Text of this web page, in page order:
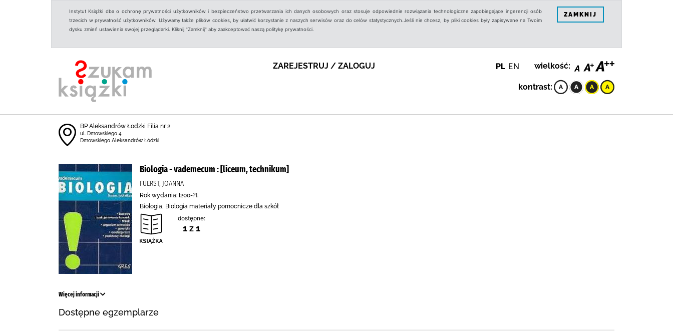
Instytut Książki dba o ochronę prywatności użytkowników i bezpieczeństwo przetwarzania ich danych osobowych oraz stosuje odpowiednie rozwiązania technologiczne zapobiegające ingerencji osób
trzecich w prywatność użytkowników. Używamy także plików cookies, by ułatwić korzystanie z naszych serwisów oraz do celów statystycznych.Jeśli nie chcesz, by pliki cookies były zapisywane na Twoim
dysku zmień ustawienia swojej przeglądarki. Kliknij "Zamknij" aby zaakceptować naszą politykę prywatności.
ZAMKNIJ
ZAREJESTRUJ / ZALOGUJ PL EN wielkość:
kontrast:
BP Aleksandrów Łodzki Filia nr 2
ul. Dmowskiego 4
Dmowskiego Aleksandrów Łódzki
Biologia - vademecum : [liceum, technikum]
FUERST, JOANNA
Rok wydania: [200-?].
Biologia, Biologia materiały pomocnicze dla szkół
dostępne:
1 z 1
Więcej informacji
Dostępne egzemplarze